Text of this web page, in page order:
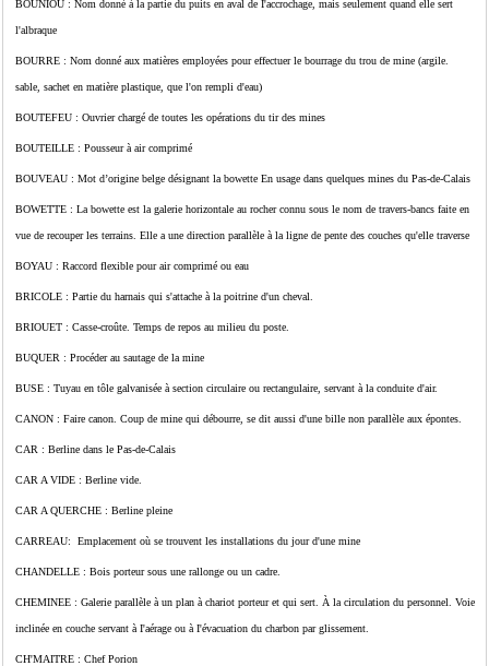
BOUNIOU : Nom donné à la partie du puits en aval de I'accrochage, mais seulement quand elle sert
l'albraque
BOURRE : Nom donné aux matières employées pour effectuer le bourrage du trou de mine (argile.
sable, sachet en matière plastique, que l'on rempli d'eau)
BOUTEFEU : Ouvrier chargé de toutes les opérations du tir des mines
BOUTEILLE : Pousseur à air comprimé
BOUVEAU : Mot d’origine belge désignant la bowette En usage dans quelques mines du Pas-de-Calais
BOWETTE : La bowette est la galerie horizontale au rocher connu sous le nom de travers-bancs faite en
vue de recouper les terrains. Elle a une direction parallèle à la ligne de pente des couches qu'elle traverse
BOYAU : Raccord flexible pour air comprimé ou eau
BRICOLE : Partie du harnais qui s'attache à la poitrine d'un cheval.
BRIOUET : Casse-croûte. Temps de repos au milieu du poste.
BUQUER : Procéder au sautage de la mine
BUSE : Tuyau en tôle galvanisée à section circulaire ou rectangulaire, servant à la conduite d'air.
CANON : Faire canon. Coup de mine qui débourre, se dit aussi d'une bille non parallèle aux épontes.
CAR : Berline dans le Pas-de-Calais
CAR A VIDE : Berline vide.
CAR A QUERCHE : Berline pleine
CARREAU: Emplacement où se trouvent les installations du jour d'une mine
CHANDELLE : Bois porteur sous une rallonge ou un cadre.
CHEMINEE : Galerie parallèle à un plan à chariot porteur et qui sert. À la circulation du personnel. Voie
inclinée en couche servant à I'aérage ou à I'évacuation du charbon par glissement.
CH'MAITRE : Chef Porion